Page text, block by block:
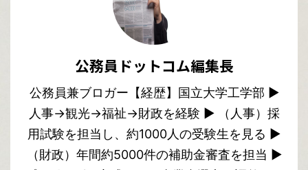
公務員ドットコム編集長
公務員兼ブロガー【経歴】国立大学工学部 ▶︎
人事→観光→福祉→財政を経験 ▶︎ （人事）採
用試験を担当し、約1000人の受験生を見る ▶︎
（財政）年間約5000件の補助金審査を担当 ▶︎